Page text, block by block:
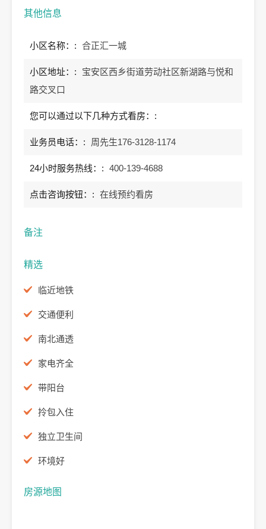
其他信息
小区名称：: 合正汇一城
小区地址：:
宝安区西乡街道劳动社区新湖路与悦和
路交叉口
您可以通过以下几种方式看房：:
业务员电话：: 周先生176-3128-1174
24小时服务热线：: 400-139-4688
点击咨询按钮：: 在线预约看房
备注
精选
临近地铁
交通便利
南北通透
家电齐全
带阳台
拎包入住
独立卫生间
环境好
房源地图